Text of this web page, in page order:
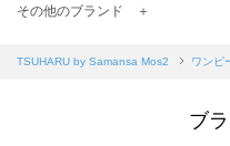
TSUHARU by Samansa Mos2（ツハ
Samansa Mos2 blue（サマンサモスモ
sō4ū（ソウフォーユー）のワンピース
その他のブランド ＋
TSUHARU by Samansa Mos2 ワンピ
ブ